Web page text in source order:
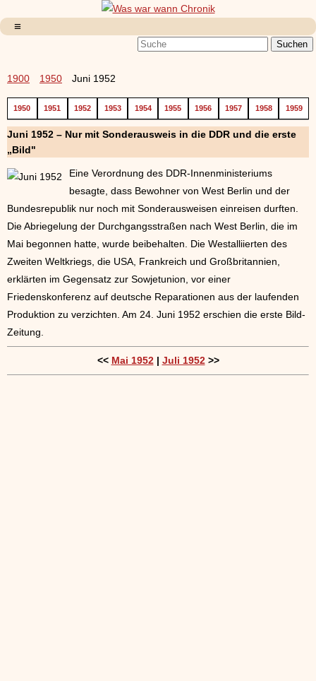
1900 1950 Juni 1952
1950 1951 1952 1953 1954 1955 1956 1957 1958 1959
Juni 1952 – Nur mit Sonderausweis in die DDR und die erste
„Bild"
Eine Verordnung des DDR-Innenministeriums
besagte, dass Bewohner von West Berlin und der
Bundesrepublik nur noch mit Sonderausweisen einreisen durften.
Die Abriegelung der Durchgangsstraßen nach West Berlin, die im
Mai begonnen hatte, wurde beibehalten. Die Westalliierten des
Zweiten Weltkriegs, die USA, Frankreich und Großbritannien,
erklärten im Gegensatz zur Sowjetunion, vor einer
Friedenskonferenz auf deutsche Reparationen aus der laufenden
Produktion zu verzichten. Am 24. Juni 1952 erschien die erste Bild-
Zeitung.
<< Mai 1952| Juli 1952>>